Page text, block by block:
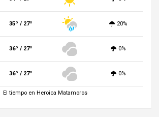
35º / 27º 20%
36º / 27º 0%
36º / 27º 0%
El tiempo en Heroica Matamoros